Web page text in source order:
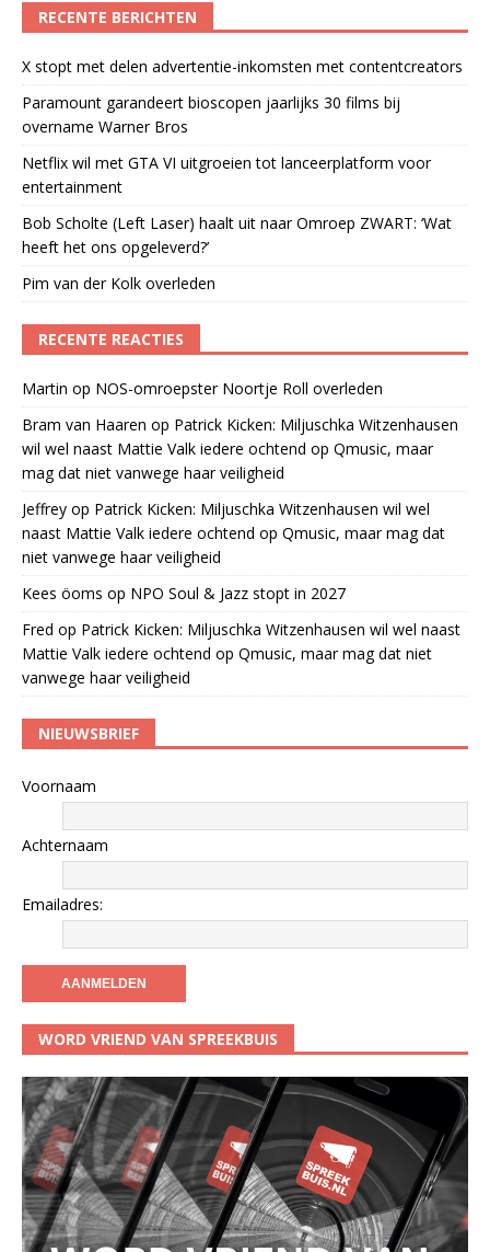
RECENTE BERICHTEN
X stopt met delen advertentie-inkomsten met contentcreators
Paramount garandeert bioscopen jaarlijks 30 films bij
overname Warner Bros
Netflix wil met GTA VI uitgroeien tot lanceerplatform voor
entertainment
Bob Scholte (Left Laser) haalt uit naar Omroep ZWART: ‘Wat
heeft het ons opgeleverd?’
Pim van der Kolk overleden
RECENTE REACTIES
Martin op NOS-omroepster Noortje Roll overleden
Bram van Haaren op Patrick Kicken: Miljuschka Witzenhausen
wil wel naast Mattie Valk iedere ochtend op Qmusic, maar
mag dat niet vanwege haar veiligheid
Jeffrey op Patrick Kicken: Miljuschka Witzenhausen wil wel
naast Mattie Valk iedere ochtend op Qmusic, maar mag dat
niet vanwege haar veiligheid
Kees öoms op NPO Soul & Jazz stopt in 2027
Fred op Patrick Kicken: Miljuschka Witzenhausen wil wel naast
Mattie Valk iedere ochtend op Qmusic, maar mag dat niet
vanwege haar veiligheid
NIEUWSBRIEF
Voornaam
Achternaam
Emailadres:
WORD VRIEND VAN SPREEKBUIS